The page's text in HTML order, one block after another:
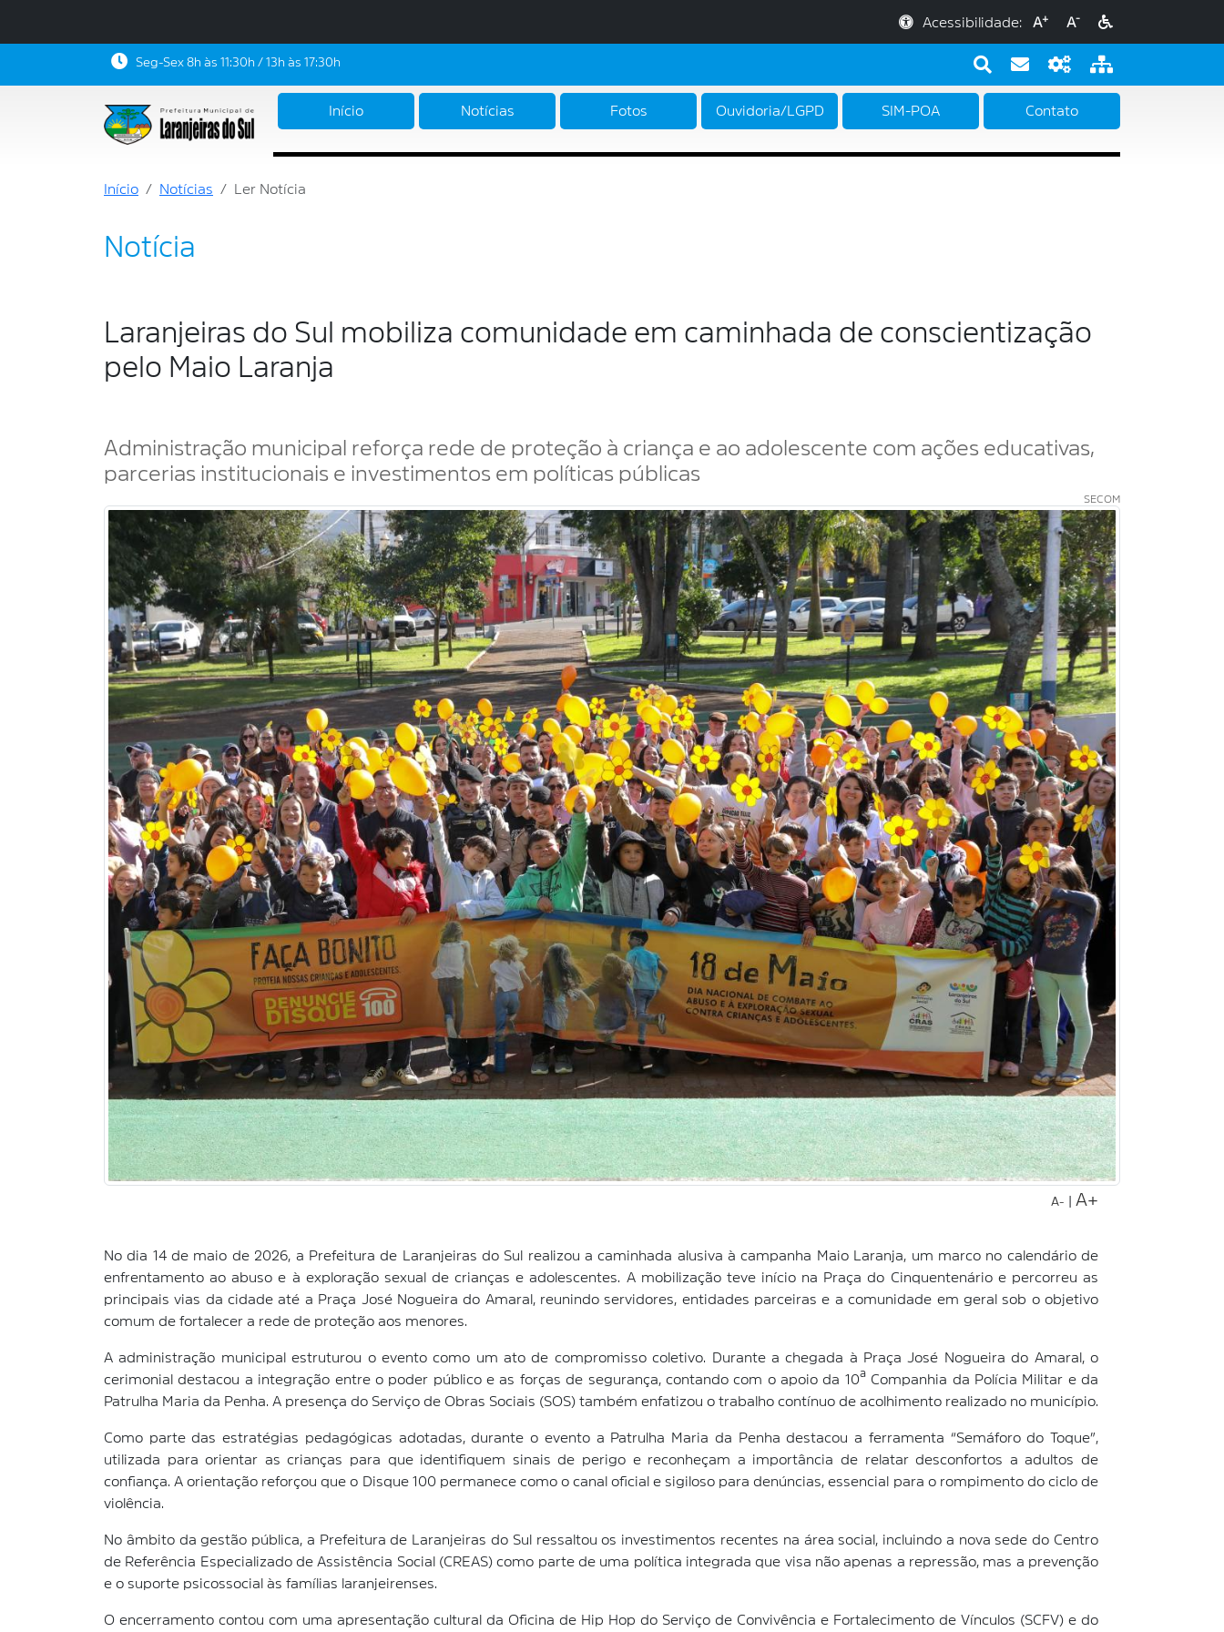
Acessibilidade: A+ A-
Seg-Sex 8h às 11:30h / 13h às 17:30h
Início Notícias Fotos Ouvidoria/LGPD SIM-POA Contato
Início Notícias Ler Notícia
Notícia
Laranjeiras do Sul mobiliza comunidade em caminhada de conscientização
pelo Maio Laranja
Administração municipal reforça rede de proteção à criança e ao adolescente com ações educativas,
parcerias institucionais e investimentos em políticas públicas
SECOM
A- A+
No dia 14 de maio de 2026, a Prefeitura de Laranjeiras do Sul realizou a caminhada alusiva à campanha Maio Laranja, um marco no calendário de
enfrentamento ao abuso e à exploração sexual de crianças e adolescentes. A mobilização teve início na Praça do Cinquentenário e percorreu as
principais vias da cidade até a Praça José Nogueira do Amaral, reunindo servidores, entidades parceiras e a comunidade em geral sob o objetivo
comum de fortalecer a rede de proteção aos menores.
A administração municipal estruturou o evento como um ato de compromisso coletivo. Durante a chegada à Praça José Nogueira do Amaral, o
cerimonial destacou a integração entre o poder público e as forças de segurança, contando com o apoio da 10ª Companhia da Polícia Militar e da
Patrulha Maria da Penha. A presença do Serviço de Obras Sociais (SOS) também enfatizou o trabalho contínuo de acolhimento realizado no município.
Como parte das estratégias pedagógicas adotadas, durante o evento a Patrulha Maria da Penha destacou a ferramenta “Semáforo do Toque”,
utilizada para orientar as crianças para que identifiquem sinais de perigo e reconheçam a importância de relatar desconfortos a adultos de
confiança. A orientação reforçou que o Disque 100 permanece como o canal oficial e sigiloso para denúncias, essencial para o rompimento do ciclo de
violência.
No âmbito da gestão pública, a Prefeitura de Laranjeiras do Sul ressaltou os investimentos recentes na área social, incluindo a nova sede do Centro
de Referência Especializado de Assistência Social (CREAS) como parte de uma política integrada que visa não apenas a repressão, mas a prevenção
e o suporte psicossocial às famílias laranjeirenses.
O encerramento contou com uma apresentação cultural da Oficina de Hip Hop do Serviço de Convivência e Fortalecimento de Vínculos (SCFV) e do